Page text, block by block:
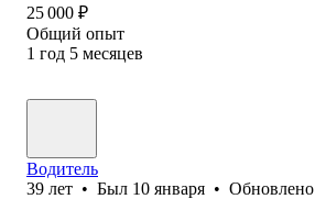
25 000 ₽
Общий опыт
1 год 5 месяцев
Водитель
39 лет • Был 10 января • Обновлено